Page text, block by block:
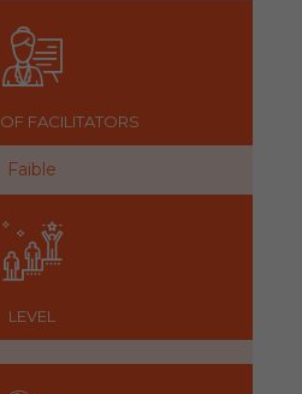
FACILITATORS
Faible
LEVEL